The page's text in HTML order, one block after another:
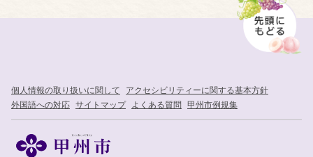
個人情報の取り扱いに関して アクセシビリティーに関する基本方針
外国語への対応 サイトマップ よくある質問 甲州市例規集